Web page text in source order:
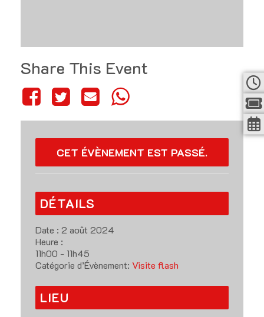
Share This Event
CET ÉVÈNEMENT EST PASSÉ.
DÉTAILS
Date : 2 août 2024
Heure :
11h00 - 11h45
Catégorie d’Évènement: Visite flash
LIEU